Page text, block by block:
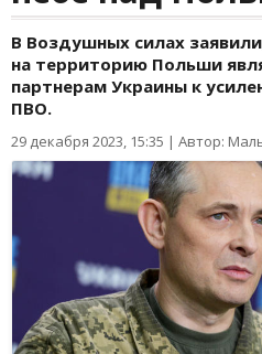
В Воздушных силах
на территорию Польши
партнерам Украины к
ПВО.
29 декабря 2023, 15:35 | Автор: